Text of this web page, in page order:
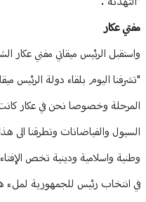
مفتي عكار
واستقبل الرئيس ميقاتي مفتي عكار
"تشرفنا اليوم بلقاء دولة الرئيس
المرحلة وخصوصا نحن في عكار
السيول والفياضانات وتطرقنا الى
وطنية واسلامية ودينية تخص
في انتخاب رئيس للجمهورية لملء